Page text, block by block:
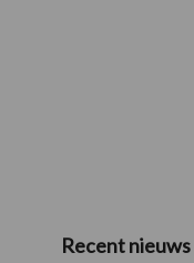
Primaire
Recent nieuws